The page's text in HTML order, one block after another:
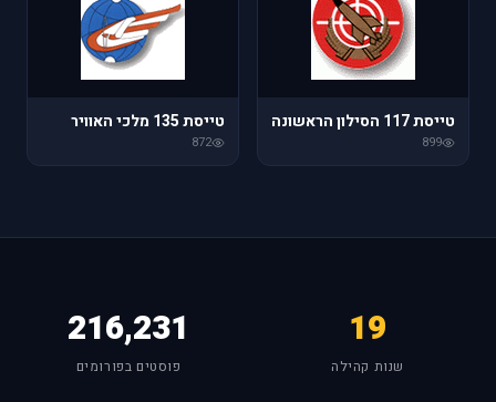
טייסת 117 הסילון הראשונה
899
טייסת 135 מלכי האוויר
872
19
שנות קהילה
216,231
פוסטים בפורומים